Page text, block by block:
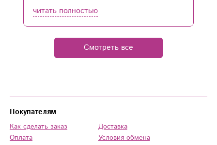
читать полностью
Смотреть все
Покупателям
Как сделать заказ
Оплата
Доставка
Условия обмена